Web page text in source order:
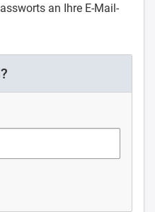
an Ihre E-Mail-